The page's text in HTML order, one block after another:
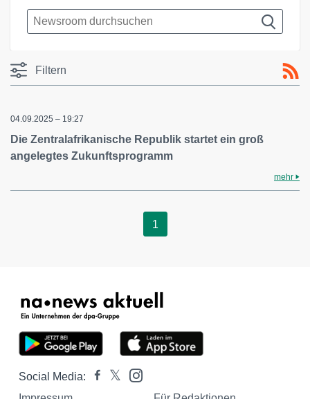
Filtern
04.09.2025 – 19:27
Die Zentralafrikanische Republik startet ein groß
angelegtes Zukunftsprogramm
mehr
1
Social Media: